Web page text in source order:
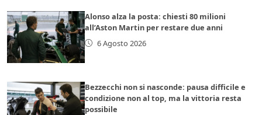
Alonso alza la posta: chiesti 80 milioni
all’Aston Martin per restare due anni
6 Agosto 2026
Bezzecchi non si nasconde: pausa difficile e
condizione non al top, ma la vittoria resta
possibile